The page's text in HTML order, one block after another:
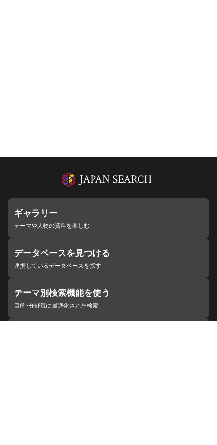
ギャラリー
テーマや人物の資料を楽しむ
データベースを見つける
連携しているデータベースを探す
テーマ別検索機能を使う
目的・分野毎に最適化された検索